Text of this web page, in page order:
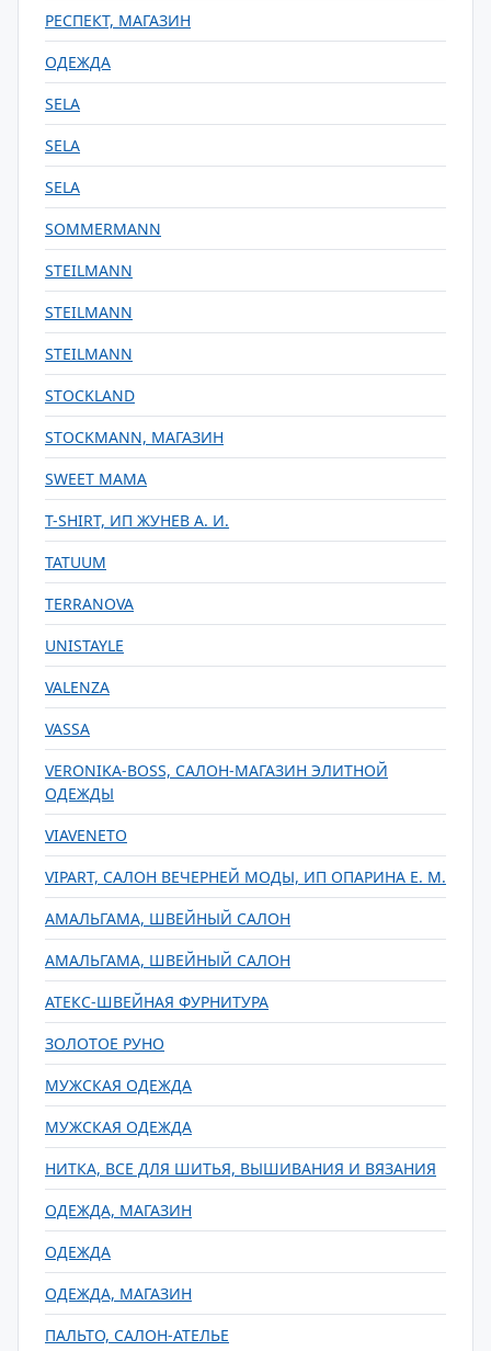
РЕСПЕКТ, МАГАЗИН
ОДЕЖДА
SELA
SELA
SELA
SOMMERMANN
STEILMANN
STEILMANN
STEILMANN
STOCKLAND
STOCKMANN, МАГАЗИН
SWEET MAMA
T-SHIRT, ИП ЖУНЕВ А. И.
TATUUM
TERRANOVA
UNISTAYLE
VALENZA
VASSA
VERONIKA-BOSS, САЛОН-МАГАЗИН ЭЛИТНОЙ
ОДЕЖДЫ
VIAVENETO
VIPART, САЛОН ВЕЧЕРНЕЙ МОДЫ, ИП ОПАРИНА Е. М.
АМАЛЬГАМА, ШВЕЙНЫЙ САЛОН
АМАЛЬГАМА, ШВЕЙНЫЙ САЛОН
АТЕКС-ШВЕЙНАЯ ФУРНИТУРА
ЗОЛОТОЕ РУНО
МУЖСКАЯ ОДЕЖДА
МУЖСКАЯ ОДЕЖДА
НИТКА, ВСЕ ДЛЯ ШИТЬЯ, ВЫШИВАНИЯ И ВЯЗАНИЯ
ОДЕЖДА, МАГАЗИН
ОДЕЖДА
ОДЕЖДА, МАГАЗИН
ПАЛЬТО, САЛОН-АТЕЛЬЕ